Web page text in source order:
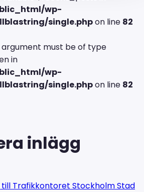
wp-
single.phpon line 82
must be of type
in
wp-
single.phpon line 82
inlägg